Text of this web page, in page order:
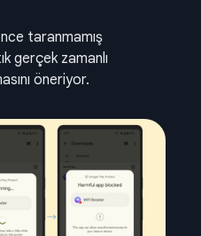
taranmamış
gerçek zamanlı
öneriyor.